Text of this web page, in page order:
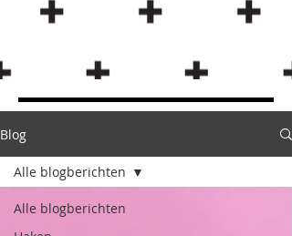
Blog
Alle blogberichten
Alle blogberichten